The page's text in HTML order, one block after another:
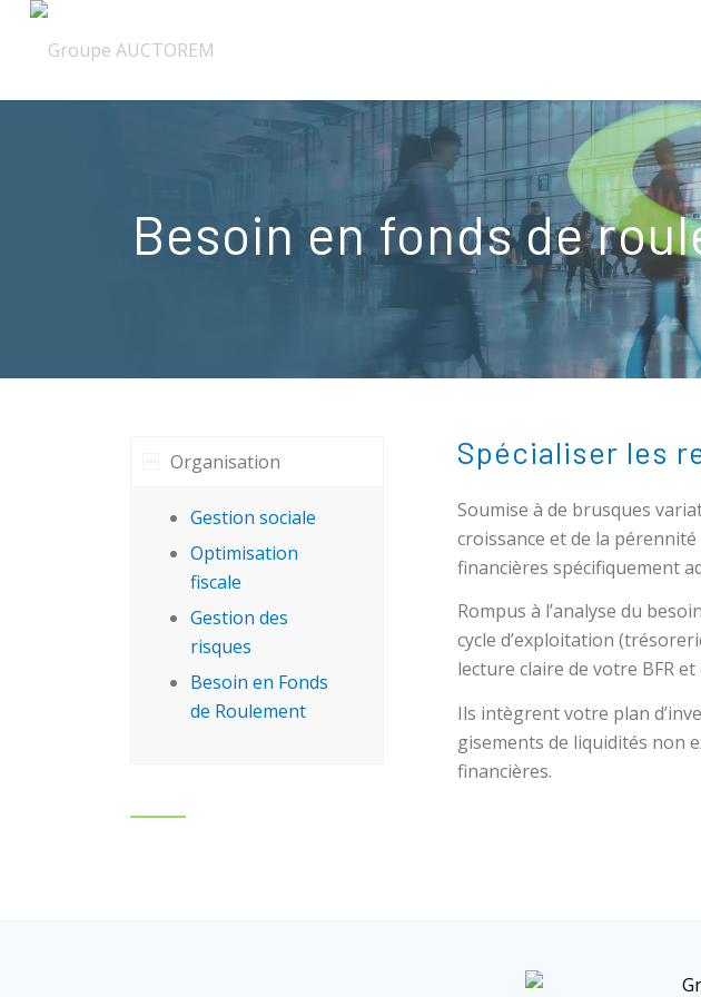
Besoin en fonds de
Organisation
Gestion sociale
Optimisation
fiscale
Gestion des
risques
Besoin en Fonds
de Roulement
Spécialiser les
Soumise à de brusques
croissance et de la
financières spécifiquement
Rompus à l’analyse du
cycle d’exploitation
lecture claire de votre BFR
Ils intègrent votre plan
gisements de liquidités non
financières.